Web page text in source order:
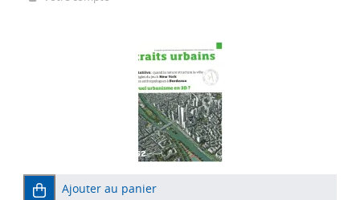
Ajouter au panier